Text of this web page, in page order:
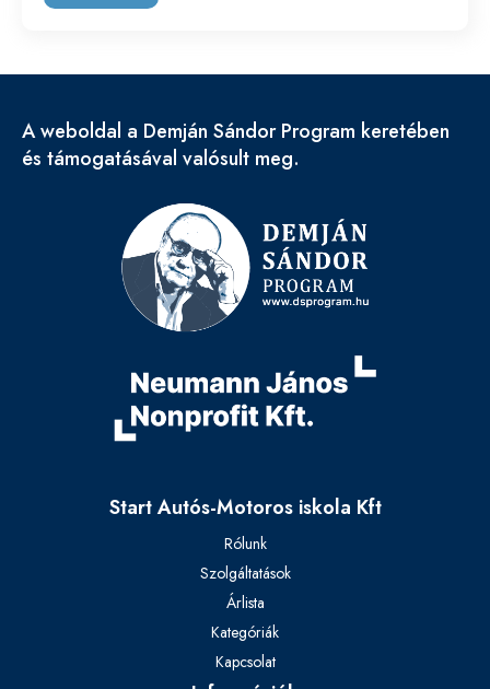
A weboldal a Demján Sándor Program keretében
és támogatásával valósult meg.
Start Autós-Motoros iskola Kft
Rólunk
Szolgáltatások
Árlista
Kategóriák
Kapcsolat